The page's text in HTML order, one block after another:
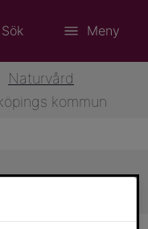
Sök Meny
Naturvård
kommun